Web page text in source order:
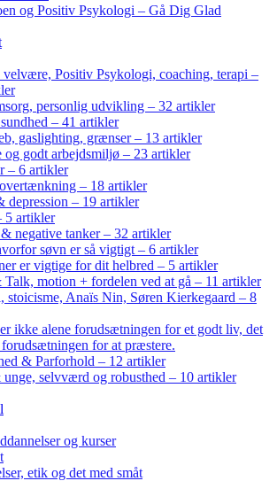
og Positiv Psykologi – Gå Dig Glad
velvære, Positiv Psykologi, coaching, terapi –
personlig udvikling – 32 artikler
– 41 artikler
gaslighting, grænser – 13 artikler
og godt arbejdsmiljø – 23 artikler
– 6 artikler
– 18 artikler
depression – 19 artikler
5 artikler
negative tanker – 32 artikler
søvn er så vigtigt – 6 artikler
er vigtige for dit helbred – 5 artikler
motion + fordelen ved at gå – 11 artikler
stoicisme, Anaïs Nin, Søren Kierkegaard – 8
ikke alene forudsætningen for et godt liv, det
forudsætningen for at præstere.
& Parforhold – 12 artikler
selvværd og robusthed – 10 artikler
og kurser
etik og det med småt